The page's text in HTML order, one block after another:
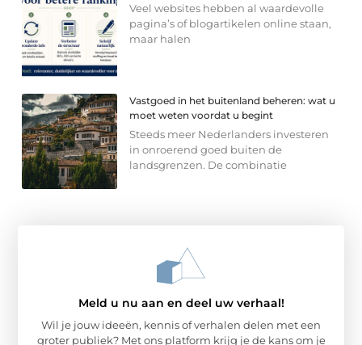
Veel websites hebben al waardevolle
pagina’s of blogartikelen online staan,
maar halen
Vastgoed in het buitenland beheren: wat u
moet weten voordat u begint
Steeds meer Nederlanders investeren
in onroerend goed buiten de
landsgrenzen. De combinatie
Meld u nu aan en deel uw verhaal!
Wil je jouw ideeën, kennis of verhalen delen met een
groter publiek? Met ons platform krijg je de kans om je